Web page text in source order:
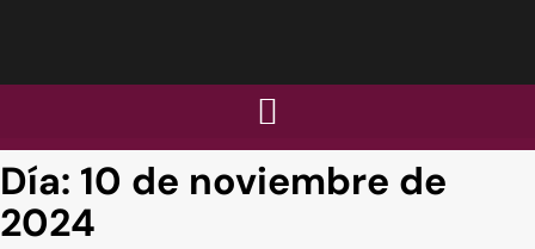
Día: 10 de noviembre de
2024